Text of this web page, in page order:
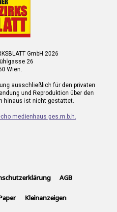
GmbH 2026
26
Wien.
ausschließlich für den privaten
und Reproduktion über den
hinaus ist nicht gestattet.
medienhaus ges.m.b.h.
AGB
Kleinanzeigen